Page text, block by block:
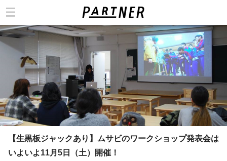
【生黒板ジャックあり】ムサビのワークショップ発表会は
いよいよ11月5日（土）開催！
カテゴリ